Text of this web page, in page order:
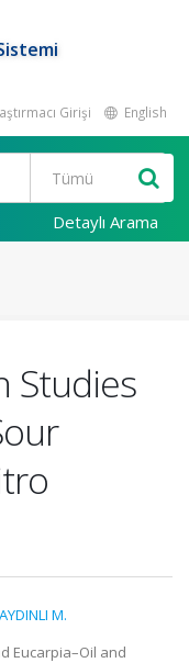
Girişi English
Detaylı Arama
Studies
AYDINLI M.
Eucarpia–Oil and